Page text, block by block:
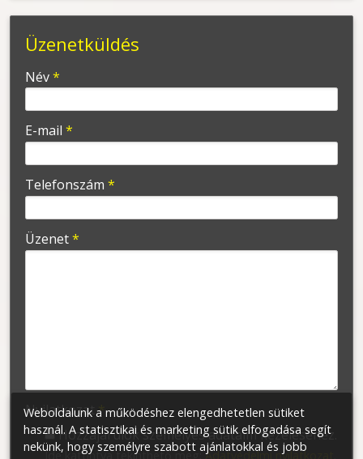
Üzenetküldés
-
Név*
E-mail *
Telefonszám *
Üzenet*
Nyilatkozat*
Hozzájárulok személyes adataim kezeléséhez.
Ide kattintva tekinthető meg:Adatvédelmi nyilatkozat
Weboldalunk a működéshez elengedhetetlen sütiket
használ. A statisztikai és marketing sütik elfogadása segít
nekünk, hogy személyre szabott ajánlatokkal és jobb